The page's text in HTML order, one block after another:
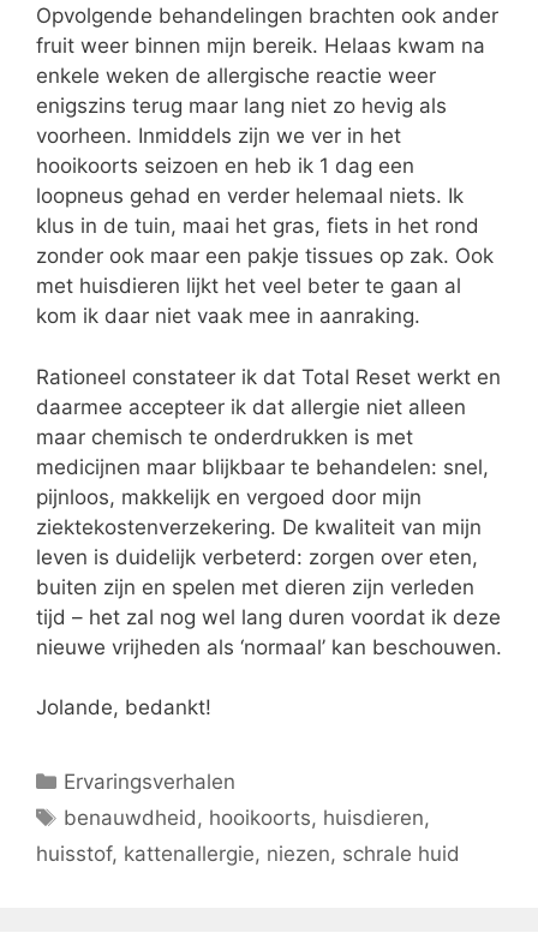
Opvolgende behandelingen brachten ook ander
fruit weer binnen mijn bereik. Helaas kwam na
enkele weken de allergische reactie weer
enigszins terug maar lang niet zo hevig als
voorheen. Inmiddels zijn we ver in het
hooikoorts seizoen en heb ik 1 dag een
loopneus gehad en verder helemaal niets. Ik
klus in de tuin, maai het gras, fiets in het rond
zonder ook maar een pakje tissues op zak. Ook
met huisdieren lijkt het veel beter te gaan al
kom ik daar niet vaak mee in aanraking.
Rationeel constateer ik dat Total Reset werkt en
daarmee accepteer ik dat allergie niet alleen
maar chemisch te onderdrukken is met
medicijnen maar blijkbaar te behandelen: snel,
pijnloos, makkelijk en vergoed door mijn
ziektekostenverzekering. De kwaliteit van mijn
leven is duidelijk verbeterd: zorgen over eten,
buiten zijn en spelen met dieren zijn verleden
tijd – het zal nog wel lang duren voordat ik deze
nieuwe vrijheden als ‘normaal’ kan beschouwen.
Jolande, bedankt!
Categorieën
Ervaringsverhalen
Tags
benauwdheid, hooikoorts, huisdieren,
huisstof, kattenallergie, niezen, schrale huid